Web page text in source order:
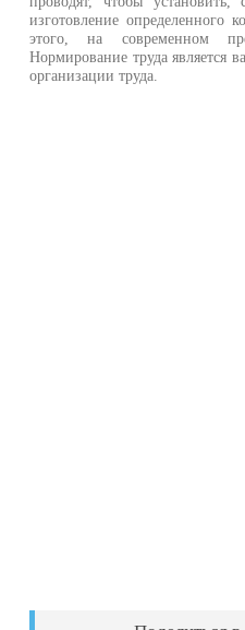
изготовление определенного
этого, на современном
Нормирование труда является
организации труда.